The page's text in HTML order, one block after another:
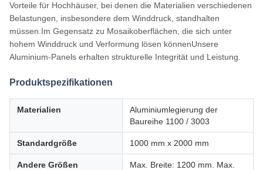
Vorteile für Hochhäuser, bei denen die Materialien verschiedenen
Belastungen, insbesondere dem Winddruck, standhalten
müssen.Im Gegensatz zu Mosaikoberflächen, die sich unter
hohem Winddruck und Verformung lösen könnenUnsere
Aluminium-Panels erhalten strukturelle Integrität und Leistung.
Produktspezifikationen
Materialien
Aluminiumlegierung der
Baureihe 1100 / 3003
Standardgröße 1000 mm x 2000 mm
Andere Größen
Max. Breite: 1200 mm. Max.